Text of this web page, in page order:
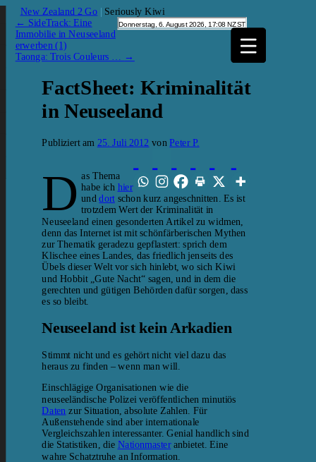
New Zealand 2 Go | Seriously Kiwi
← SideTrack: Eine
Immobilie in Neuseeland
erwerben (1)
Taonga: Trois Couleurs … →
FactSheet: Kriminalität
in Neuseeland
Publiziert am 25. Juli 2012 von Peter P.
D as Thema
habe ich hier
unddortschon kurz angeschnitten. Es ist
trotzdem Wert der Kriminalität in
Neuseeland einen gesonderten Artikel zu widmen,
denn das Internet ist mit schönfärberischen Mythen
zur Thematik geradezu gepflastert: sprich dem
Klischee eines Landes, das friedlich jenseits des
Übels dieser Welt vor sich hinlebt, wo sich Kiwi
und Hobbit „Gute Nacht“ sagen, und in dem die
gerechten und gütigen Behörden dafür sorgen, dass
es so bleibt.
Neuseeland ist kein Arkadien
Stimmt nicht und es gehört nicht viel dazu das
heraus zu finden – wenn man will.
Einschlägige Organisationen wie die
neuseeländische Polizei veröffentlichen minutiös
Daten zur Situation, absolute Zahlen. Für
Außenstehende sind aber internationale
Vergleichszahlen interessanter. Genial handlich sind
die Statistiken, die Nationmasteranbietet. Eine
wahre Schatztruhe an Information.